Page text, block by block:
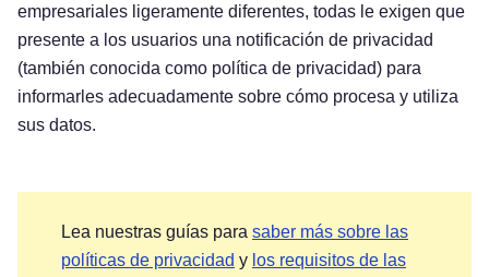
empresariales ligeramente diferentes, todas le exigen que
presente a los usuarios una notificación de privacidad
(también conocida como política de privacidad) para
informarles adecuadamente sobre cómo procesa y utiliza
sus datos.
Lea nuestras guías para saber más sobre las
políticas de privacidad y los requisitos de las